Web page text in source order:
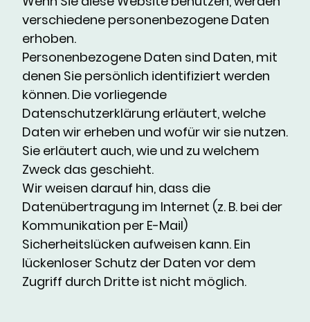
verschiedene personenbezogene Daten
erhoben.
Personenbezogene Daten sind Daten, mit
denen Sie persönlich identifiziert werden
können. Die vorliegende
Datenschutzerklärung erläutert, welche
Daten wir erheben und wofür wir sie nutzen.
Sie erläutert auch, wie und zu welchem
Zweck das geschieht.
Wir weisen darauf hin, dass die
Datenübertragung im Internet (z. B. bei der
Kommunikation per E-Mail)
Sicherheitslücken aufweisen kann. Ein
lückenloser Schutz der Daten vor dem
Zugriff durch Dritte ist nicht möglich.